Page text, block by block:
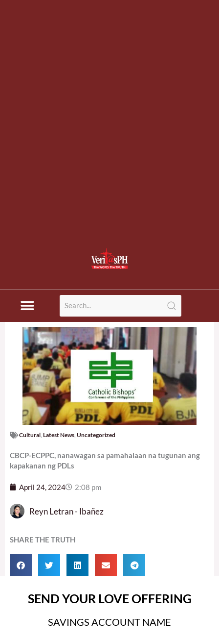
Cultural Latest News Uncategorized
CBCP-ECPPC, nanawagan sa pamahalaan na tugunan ang
kapakanan ng PDLs
April 24, 2024 2:08 pm
Reyn Letran - Ibañez
SHARE THE TRUTH
SEND YOUR LOVE OFFERING
SAVINGS ACCOUNT NAME